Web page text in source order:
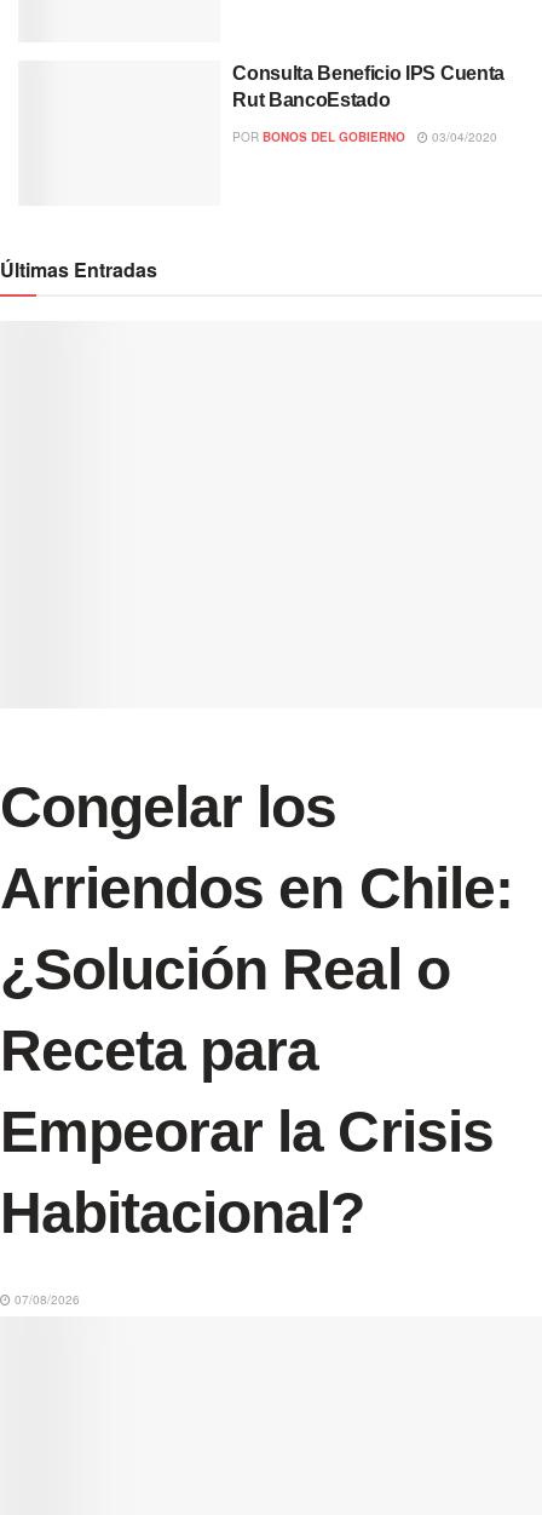
Consulta Beneficio IPS Cuenta
Rut BancoEstado
PORBONOS DEL GOBIERNO 03/04/2020
Últimas Entradas
Congelar los
Arriendos en Chile:
¿Solución Real o
Receta para
Empeorar la Crisis
Habitacional?
07/08/2026